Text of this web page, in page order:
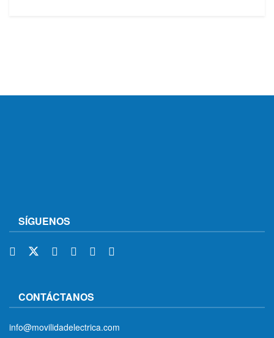
SÍGUENOS
CONTÁCTANOS
info@movilidadelectrica.com